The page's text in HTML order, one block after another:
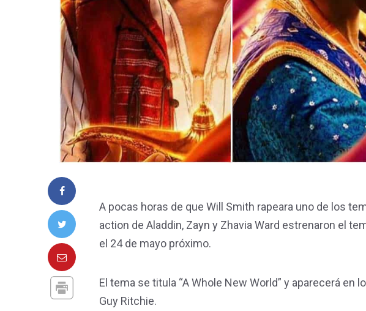
A pocas horas de que Will Smith rapeara uno de los
action de Aladdin, Zayn y Zhavia Ward estrenaron el
el 24 de mayo próximo.
El tema se titula “A Whole New World” y aparecerá
Guy Ritchie.